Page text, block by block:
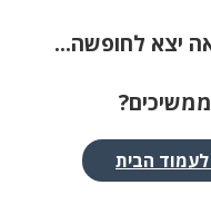
יצא לחופשה...
הבית